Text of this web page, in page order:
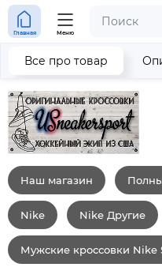
Главная Меню
Наш магазин
Nike Nike Другие
Мужские кроссовки Nike
Все про товар